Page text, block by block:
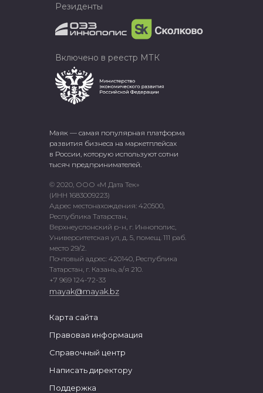
Маяк — самая популярная платформа
развития бизнеса на маркетплейсах
в России, которую используют сотни
тысяч предпринимателей.
© 2020, ООО «М Дата Тек»
(ИНН 1683009223)
Адрес местонахождения: 420500,
Республика Татарстан,
Верхнеуслонский р-н, г. Иннополис,
Университетская ул, д. 5, помещ. 111 раб.
место 29/2.
Почтовый адрес: 420140, Республика
Татарстан, г. Казань, а/я 210.
+7 969 124-72-33
mayak@mayak.bz
Карта сайта
Правовая информация
Справочный центр
Написать директору
Поддержка
Резиденты
Включено в реестр МТК